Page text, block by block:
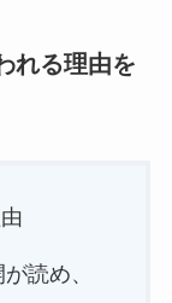
れる理由を
読め、